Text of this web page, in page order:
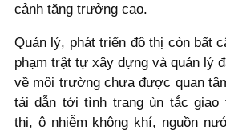
cảnh tăng trưởng cao.
Quản lý, phát triển đô thị còn bất
phạm trật tự xây dựng và quản lý
về môi trường chưa được quan
tải dẫn tới tình trạng ùn tắc giao
thị, ô nhiễm không khí, nguồn